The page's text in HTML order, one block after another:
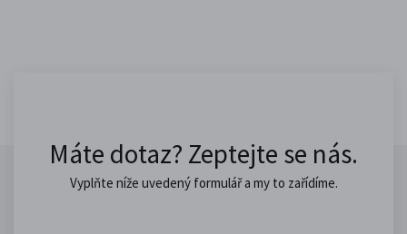
Máte dotaz? Zeptejte se nás.
Vyplňte níže uvedený formulář a my to zařídíme.